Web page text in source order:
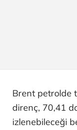
Brent petrolde
direnç, 70,41
izlenebileceği